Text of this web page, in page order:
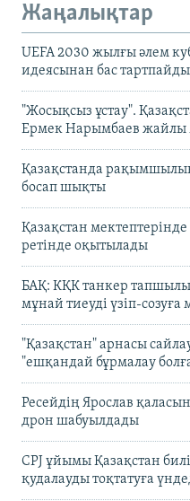
Жаңалықтар
UEFA 2030 жылғы әлем
идеясынан бас тартпайды
"Жосықсыз ұстау".
Ермек Нарымбаев жайлы
Қазақстанда
босап шықты
Қазақстан
ретінде оқытылады
БАҚ: КҚК танкер
мұнай тиеуді үзіп-созуға
"Қазақстан" арнасы
"ешқандай бұрмалау
Ресейдің Ярослав
дрон шабуылдады
CPJ ұйымы Қазақстан
қудалауды тоқтатуға